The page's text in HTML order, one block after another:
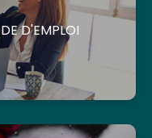
D'EMPLOI